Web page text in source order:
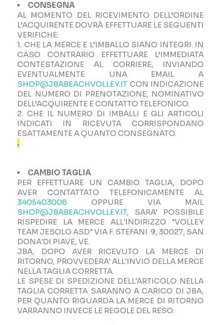
CONSEGNA
AL MOMENTO DEL RICEVIMENTO DELL’ORDINE
L’ACQUIRENTE DOVRÀ EFFETTUARE LE SEGUENTI
VERIFICHE:
1. CHE LA MERCE E L’IMBALLO SIANO INTEGRI. IN
CASO CONTRARIO EFFETTUARE L’IMMEDIATA
CONTESTAZIONE AL CORRIERE, INVIANDO
EVENTUALMENTE UNA EMAIL A
SHOP@JBABEACHVOLLEY.IT CON INDICAZIONE
DEL NUMERO DI PRENOTAZIONE, NOMINATIVO
DELL’ACQUIRENTE E CONTATTO TELEFONICO.
2. CHE IL NUMERO DI IMBALLI E GLI ARTICOLI
INDICATI IN RICEVUTA CORRISPONDANO
ESATTAMENTE A QUANTO CONSEGNATO.
.
CAMBIO TAGLIA
PER EFFETTUARE UN CAMBIO TAGLIA, DOPO
AVER CONTATTATO TELEFONICAMENTE AL
3405403008 OPPURE VIA MAIL
SHOP@JBABEACHVOLLEY.IT, SARA' POSSIBILE
RISPEDIRE LA MERCE ALL'INDIRIZZO "VOLLEY
TEAM JESOLO ASD" VIA F. STEFANI 9, 30027, SAN
DONA'DI PIAVE, VE.
JBA, DOPO AVER RICEVUTO LA MERCE DI
RITORNO, PROVVEDERA' ALL'INVIO DELLA MERCE
NELLA TAGLIA CORRETTA.
LE SPESE DI SPEDIZIONE DELL'ARTICOLO NELLA
TAGLIA CORRETTA SARANNO A CARICO DI JBA,
PER QUANTO RIGUARDA LA MERCE DI RITORNO
VARRANNO INVECE LE REGOLE DEL RESO: